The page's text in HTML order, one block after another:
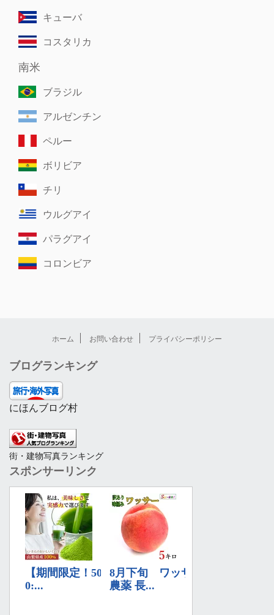
キューバ
コスタリカ
南米
ブラジル
アルゼンチン
ペルー
ボリビア
チリ
ウルグアイ
パラグアイ
コロンビア
ホーム お問い合わせ プライバシーポリシー
ブログランキング
にほんブログ村
街・建物写真ランキング
スポンサーリンク